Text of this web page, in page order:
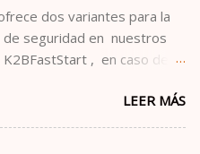
dos variantes para la
de seguridad en nuestros
, en caso de
de seguridad
, en el resto de
LEER MÁS